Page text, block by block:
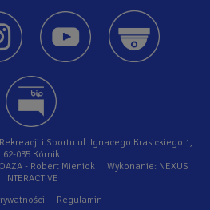
i Sportu ul. Ignacego Krasickiego 1,
62-035 Kórnik
OAZA - Robert Mieniok Wykonanie: NEXUS
INTERACTIVE
Regulamin